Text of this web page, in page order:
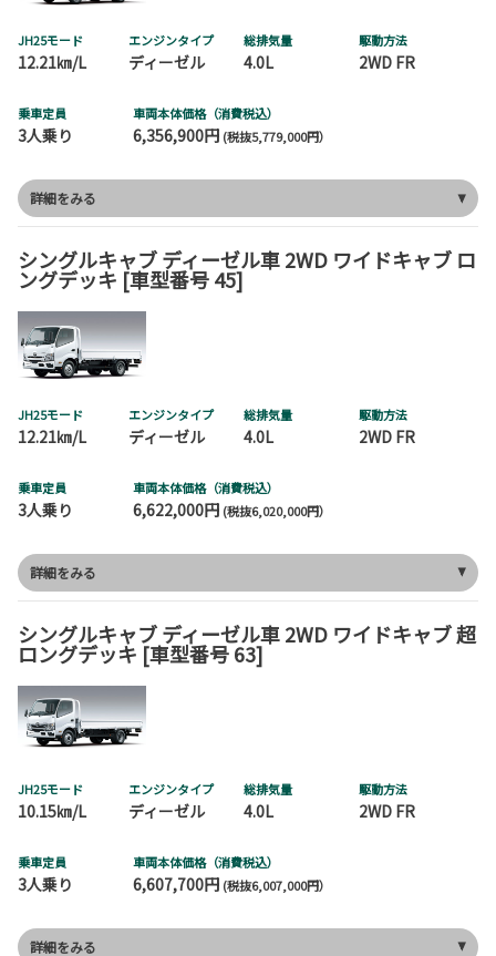
JH25モード
12.21㎞/L
エンジンタイプ
ディーゼル
総排気量
4.0L
駆動方法
2WD FR
乗車定員
3人乗り
車両本体価格（消費税込）
6,356,900円 (税抜5,779,000円）
詳細をみる
シングルキャブ ディーゼル車 2WD ワイドキャブ ロ
ングデッキ [車型番号 45]
JH25モード
12.21㎞/L
エンジンタイプ
ディーゼル
総排気量
4.0L
駆動方法
2WD FR
乗車定員
3人乗り
車両本体価格（消費税込）
6,622,000円 (税抜6,020,000円）
詳細をみる
シングルキャブ ディーゼル車 2WD ワイドキャブ 超
ロングデッキ [車型番号 63]
JH25モード
10.15㎞/L
エンジンタイプ
ディーゼル
総排気量
4.0L
駆動方法
2WD FR
乗車定員
3人乗り
車両本体価格（消費税込）
6,607,700円 (税抜6,007,000円）
詳細をみる